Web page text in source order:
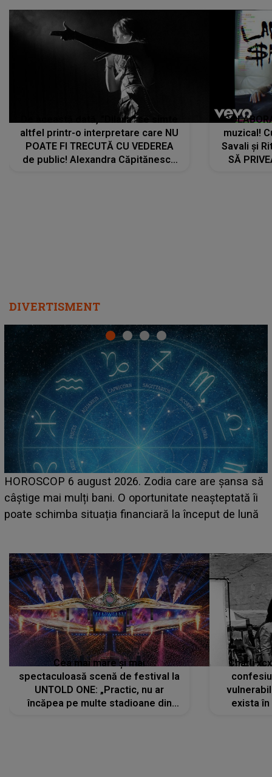
De această dată, "Dilaila" se simte
altfel printr-o interpretare care NU
POATE FI TRECUTĂ CU VEDEREA
de public! Alexandra Căpitănescu
muzical!
Savali și
SĂ
DIVERTISMENT
LINE-UP UNTOLD ONE, prima zi. Cine sunt artiștii
care deschid festivalul și de la ce ore au loc cele mai
așteptate concerte pe scena principală?
Cea mai mare și mai
spectaculoasă scenă de festival la
UNTOLD ONE: „Practic, nu ar
încăpea pe multe stadioane din
Charli
exista